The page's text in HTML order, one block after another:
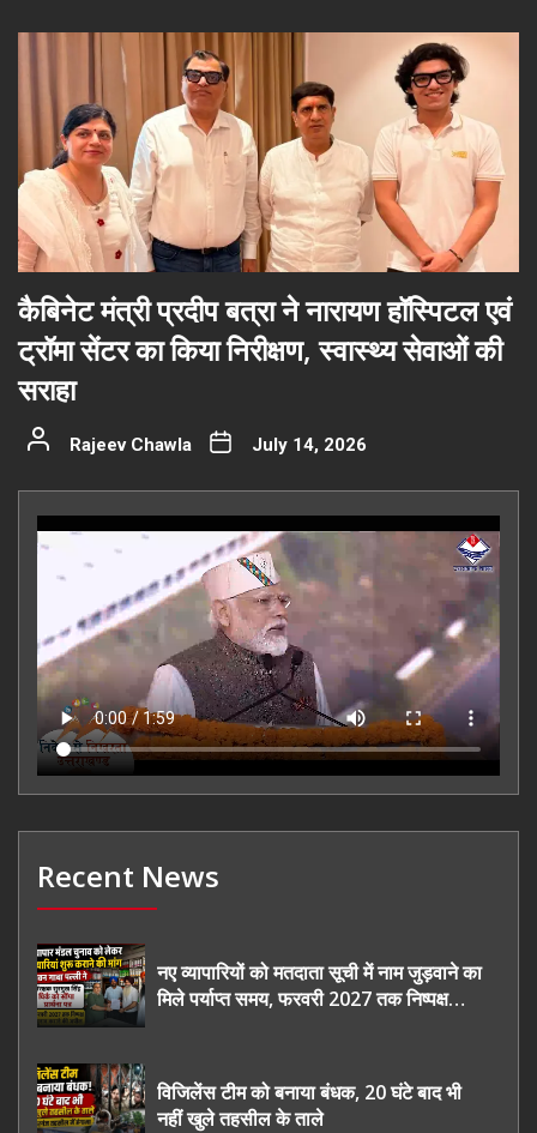
कैबिनेट मंत्री प्रदीप बत्रा ने नारायण हॉस्पिटल एवं
ट्रॉमा सेंटर का किया निरीक्षण, स्वास्थ्य सेवाओं की
सराहा
Rajeev Chawla July 14, 2026
Recent News
नए व्यापारियों को मतदाता सूची में नाम जुड़वाने का
मिले पर्याप्त समय, फरवरी 2027 तक निष्पक्ष
विजिलेंस टीम को बनाया बंधक, 20 घंटे बाद भी
नहीं खुले तहसील के ताले